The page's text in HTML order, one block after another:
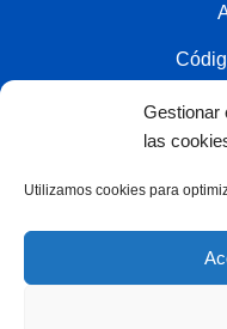
Gestionar
las
Utilizamos cookies para